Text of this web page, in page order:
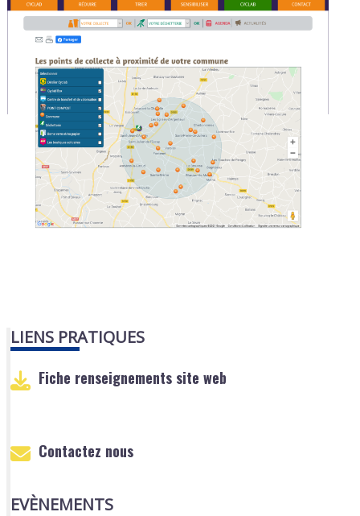
LIENS PRATIQUES
Fiche renseignements site web
Contactez nous
EVÈNEMENTS